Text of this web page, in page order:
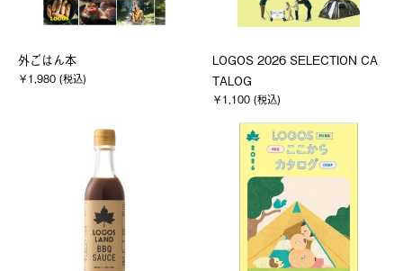
外ごはん本
￥1,980 (税込)
LOGOS 2026 SELECTION CA
TALOG
￥1,100 (税込)